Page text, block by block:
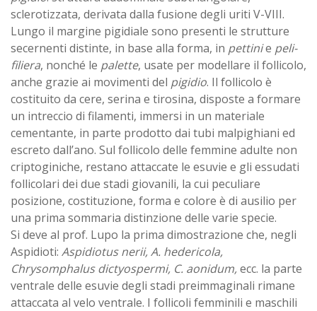
sclerotizzata, derivata dalla fusione degli uriti V-VIII.
Lungo il margine pigidiale sono presenti le strutture
secernenti distinte, in base alla forma, in pettinie peli-
filiera, nonché le palette, usate per modellare il follicolo,
anche grazie ai movimenti del pigidio. Il follicolo è
costituito da cere, serina e tirosina, disposte a formare
un intreccio di filamenti, immersi in un materiale
cementante, in parte prodotto dai tubi malpighiani ed
escreto dall’ano. Sul follicolo delle femmine adulte non
criptoginiche, restano attaccate le esuvie e gli essudati
follicolari dei due stadi giovanili, la cui peculiare
posizione, costituzione, forma e colore è di ausilio per
una prima sommaria distinzione delle varie specie.
Si deve al prof. Lupo la prima dimostrazione che, negli
Aspidioti: Aspidiotus nerii, A. hedericola,
Chrysomphalus dictyospermi, C. aonidum,ecc. la parte
ventrale delle esuvie degli stadi preimmaginali rimane
attaccata al velo ventrale. I follicoli femminili e maschili